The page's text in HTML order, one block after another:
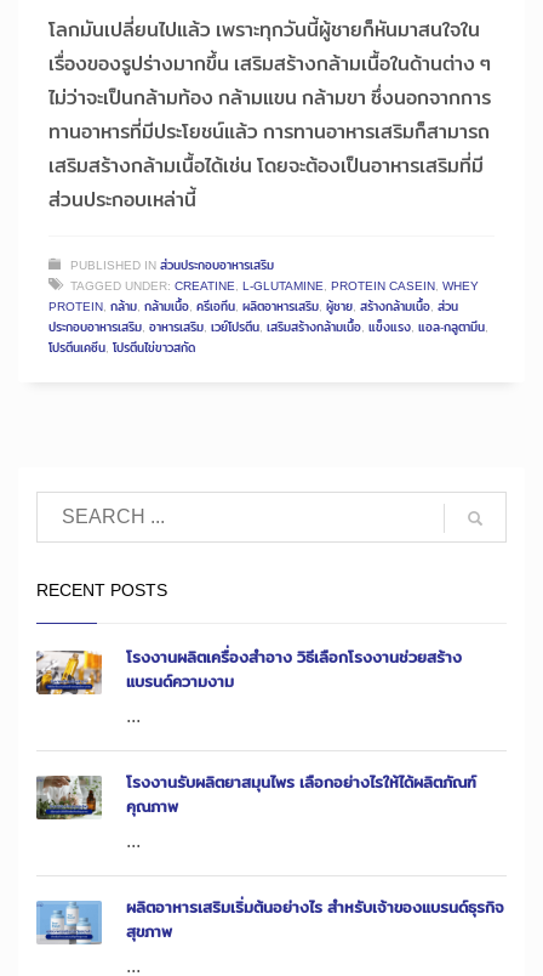
โลกมันเปลี่ยนไปแล้ว เพราะทุกวันนี้ผู้ชายก็หันมาสนใจใน
เรื่องของรูปร่างมากขึ้น เสริมสร้างกล้ามเนื้อในด้านต่าง ๆ
ไม่ว่าจะเป็นกล้ามท้อง กล้ามแขน กล้ามขา ซึ่งนอกจากการ
ทานอาหารที่มีประโยชน์แล้ว การทานอาหารเสริมก็สามารถ
เสริมสร้างกล้ามเนื้อได้เช่น โดยจะต้องเป็นอาหารเสริมที่มี
ส่วนประกอบเหล่านี้
PUBLISHED INส่วนประกอบอาหารเสริม
TAGGED UNDER: CREATINE, L-GLUTAMINE, PROTEIN CASEIN, WHEY
PROTEIN, กล้าม, กล้ามเนื้อ, ครีเอทีน, ผลิตอาหารเสริม, ผู้ชาย, สร้างกล้ามเนื้อ, ส่วน
ประกอบอาหารเสริม, อาหารเสริม, เวย์โปรตีน, เสริมสร้างกล้ามเนื้อ, แข็งแรง, แอล-กลูตามีน,
โปรตีนเคซีน, โปรตีนไข่ขาวสกัด
RECENT POSTS
โรงงานผลิตเครื่องสำอาง วิธีเลือกโรงงานช่วยสร้าง
แบรนด์ความงาม
...
โรงงานรับผลิตยาสมุนไพร เลือกอย่างไรให้ได้ผลิตภัณฑ์
คุณภาพ
...
ผลิตอาหารเสริมเริ่มต้นอย่างไร สำหรับเจ้าของแบรนด์ธุรกิจ
สุขภาพ
...